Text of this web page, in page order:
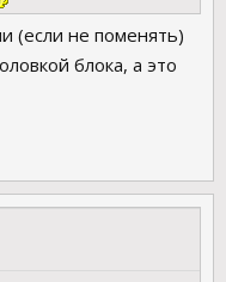
(если не поменять)
блока, а это